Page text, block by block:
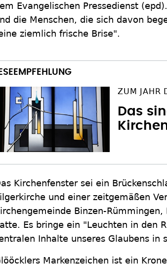
Evangelischen Pressedienst
die Menschen, die sich davon
ziemlich frische Brise".
ZUM JAHR
Das
Kirchenfenster sei ein
und einer zeitgemäßen
Binzen-
Es bringe ein "Leuchten in den
Inhalte unseres Glaubens in
Markenzeichen ist ein